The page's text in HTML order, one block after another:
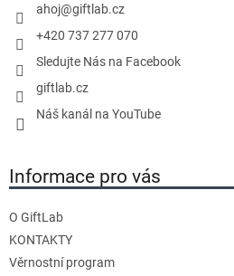
ahoj@giftlab.cz
+420 737 277 070
Sledujte Nás na Facebook
giftlab.cz
Náš kanál na YouTube
Informace pro vás
O GiftLab
KONTAKTY
Věrnostní program